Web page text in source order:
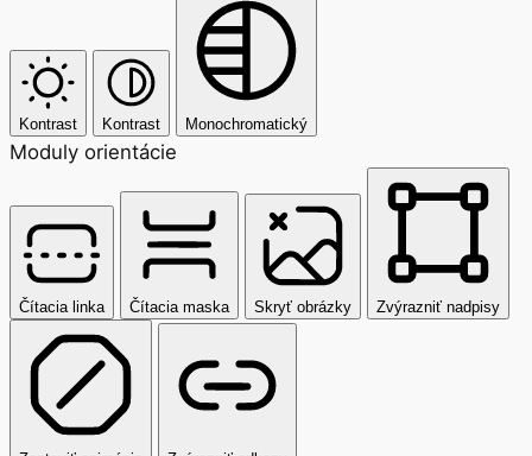
Kontrast Kontrast Monochromatický
Moduly orientácie
Čítacia linka Čítacia maska Skryť obrázky Zvýrazniť nadpisy